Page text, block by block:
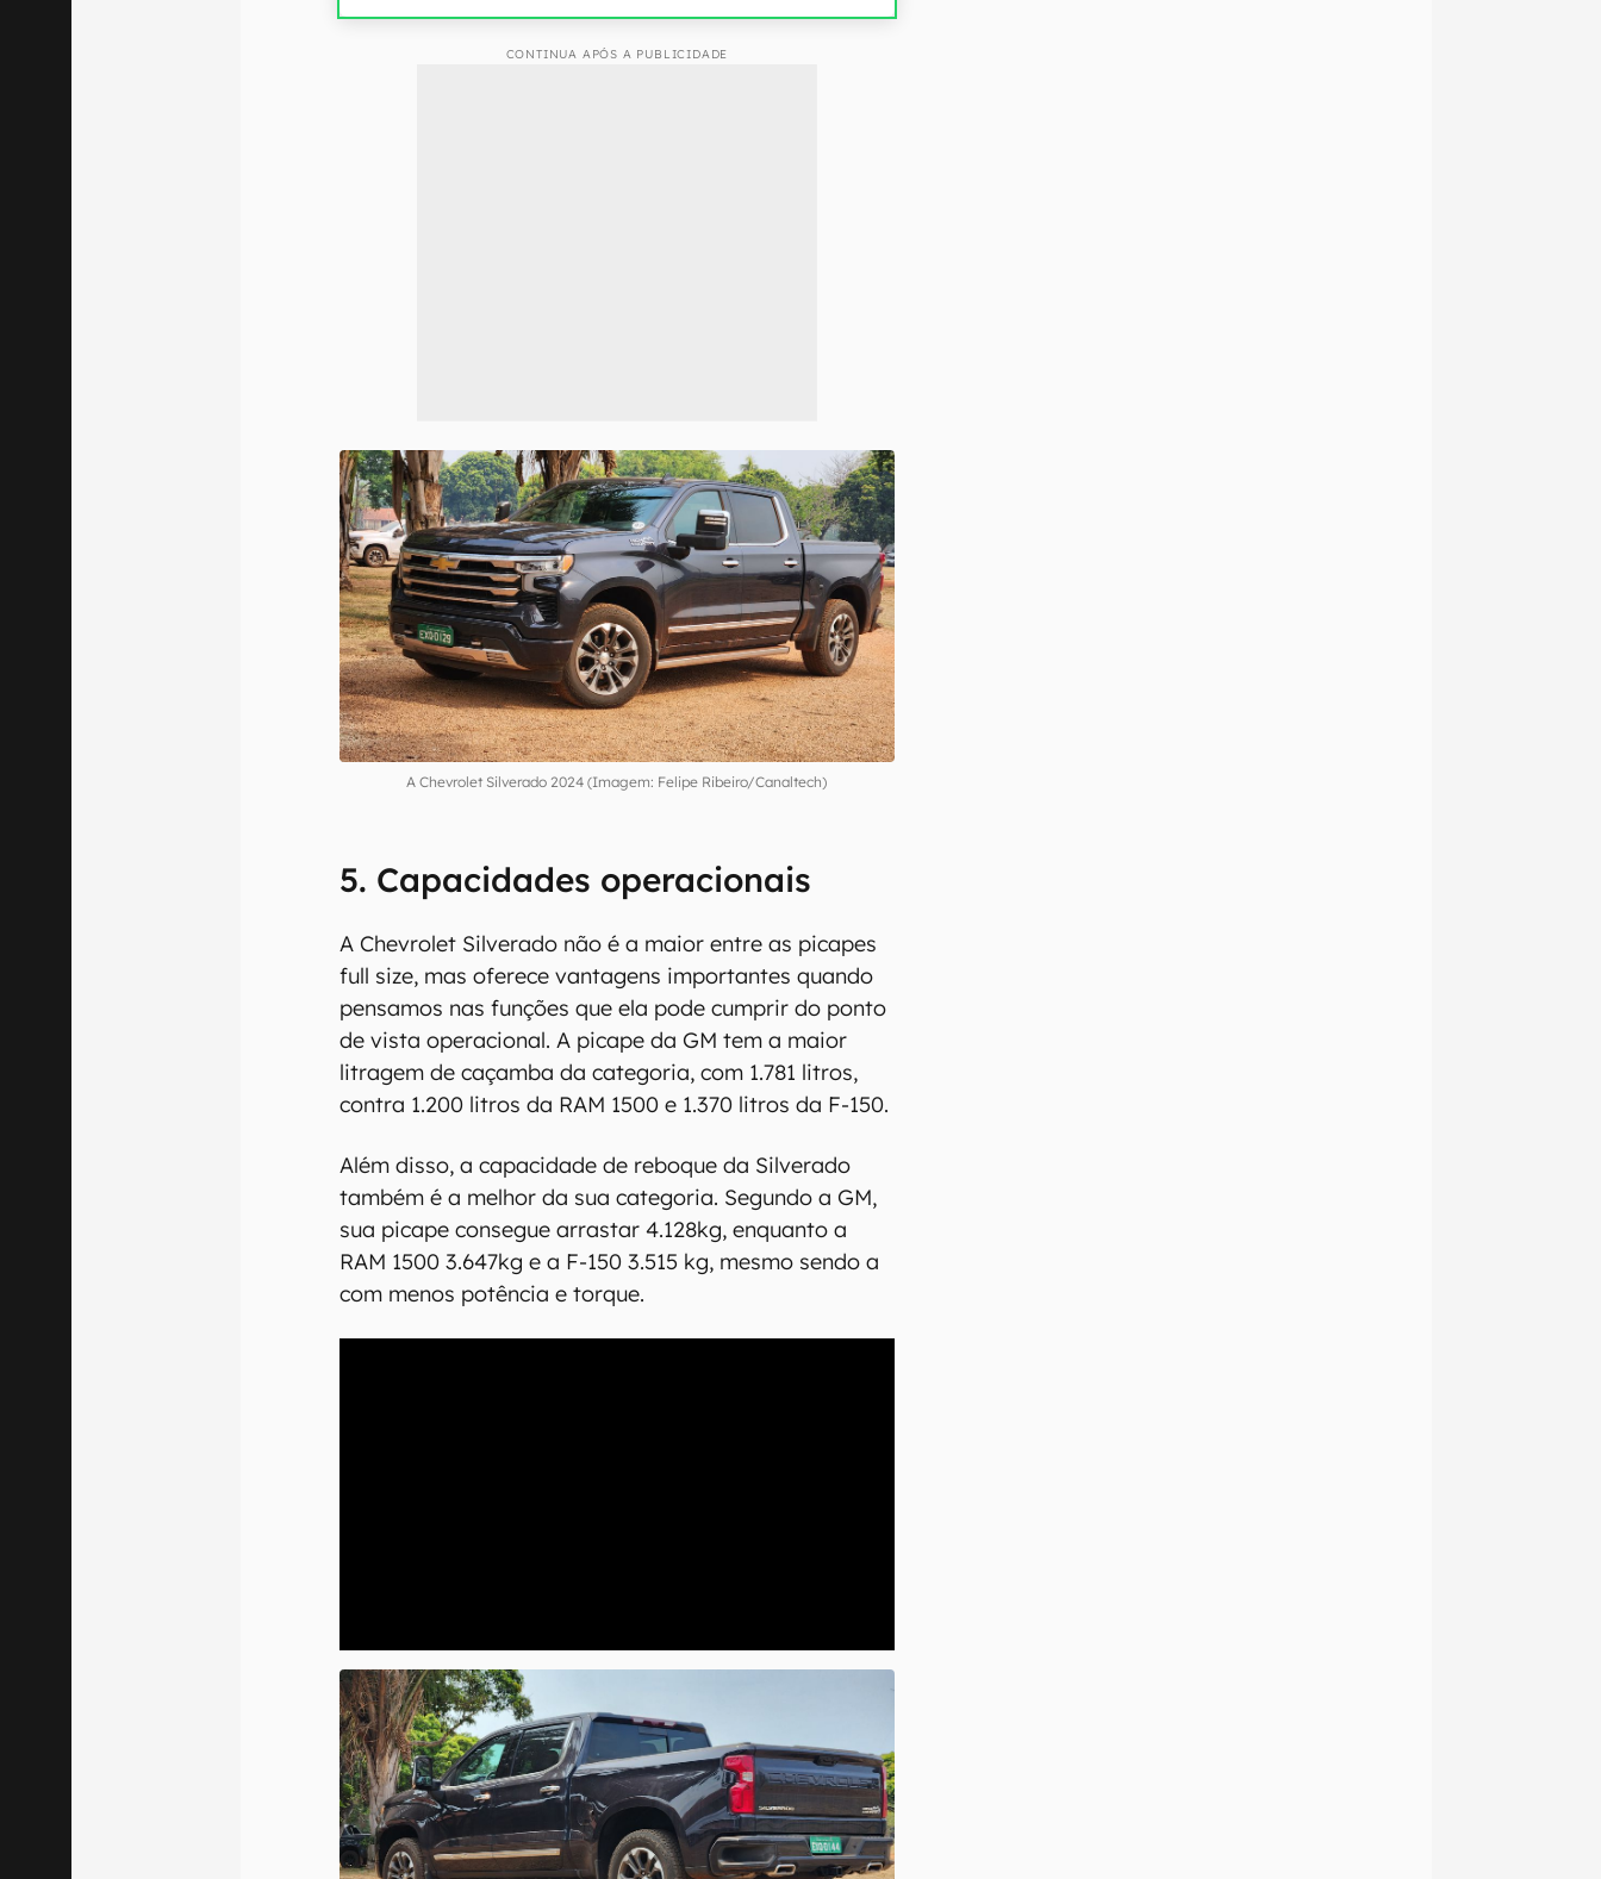
CONTINUA APÓS A PUBLICIDADE
A Chevrolet Silverado 2024 (Imagem: Felipe Ribeiro/Canaltech)
5. Capacidades operacionais
A Chevrolet Silverado não é a maior entre as picapes
full size, mas oferece vantagens importantes quando
pensamos nas funções que ela pode cumprir do ponto
de vista operacional. A picape da GM tem a maior
litragem de caçamba da categoria, com 1.781 litros,
contra 1.200 litros da RAM 1500 e 1.370 litros da F-150.
Além disso, a capacidade de reboque da Silverado
também é a melhor da sua categoria. Segundo a GM,
sua picape consegue arrastar 4.128kg, enquanto a
RAM 1500 3.647kg e a F-150 3.515 kg, mesmo sendo a
com menos potência e torque.